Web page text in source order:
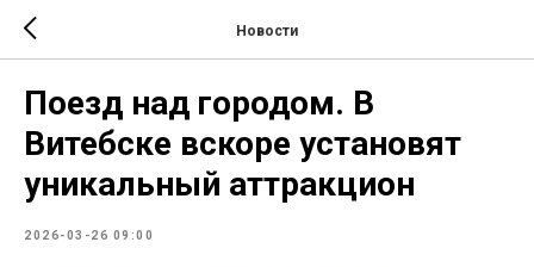
Новости
Поезд над городом. В
Витебске вскоре установят
уникальный аттракцион
2026-03-26 09:00